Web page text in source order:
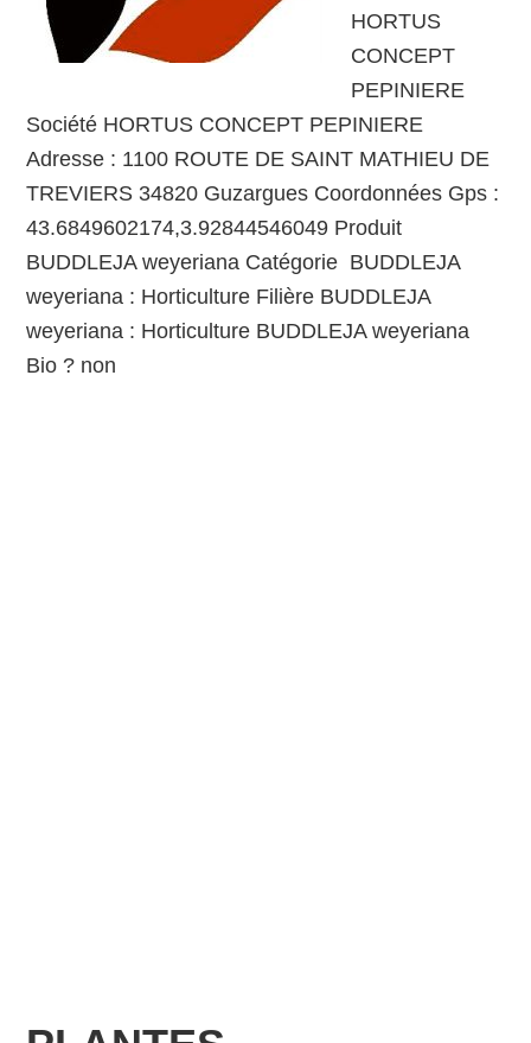
HORTUS
CONCEPT
PEPINIERE
Société HORTUS CONCEPT PEPINIERE
Adresse : 1100 ROUTE DE SAINT MATHIEU DE
TREVIERS 34820 Guzargues Coordonnées Gps :
43.6849602174,3.92844546049 Produit
BUDDLEJA weyeriana Catégorie BUDDLEJA
weyeriana : Horticulture Filière BUDDLEJA
weyeriana : Horticulture BUDDLEJA weyeriana
Bio ? non